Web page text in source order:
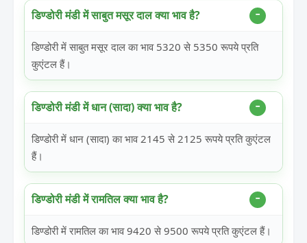
डिण्डोरी मंडी में साबुत मसूर दाल क्या भाव है?
डिण्डोरी में साबुत मसूर दाल का भाव 5320 से 5350 रूपये प्रति
कुएंटल हैं।
डिण्डोरी मंडी में धान (सादा) क्या भाव है?
डिण्डोरी में धान (सादा) का भाव 2145 से 2125 रूपये प्रति कुएंटल
हैं।
डिण्डोरी मंडी में रामतिल क्या भाव है?
डिण्डोरी में रामतिल का भाव 9420 से 9500 रूपये प्रति कुएंटल हैं।